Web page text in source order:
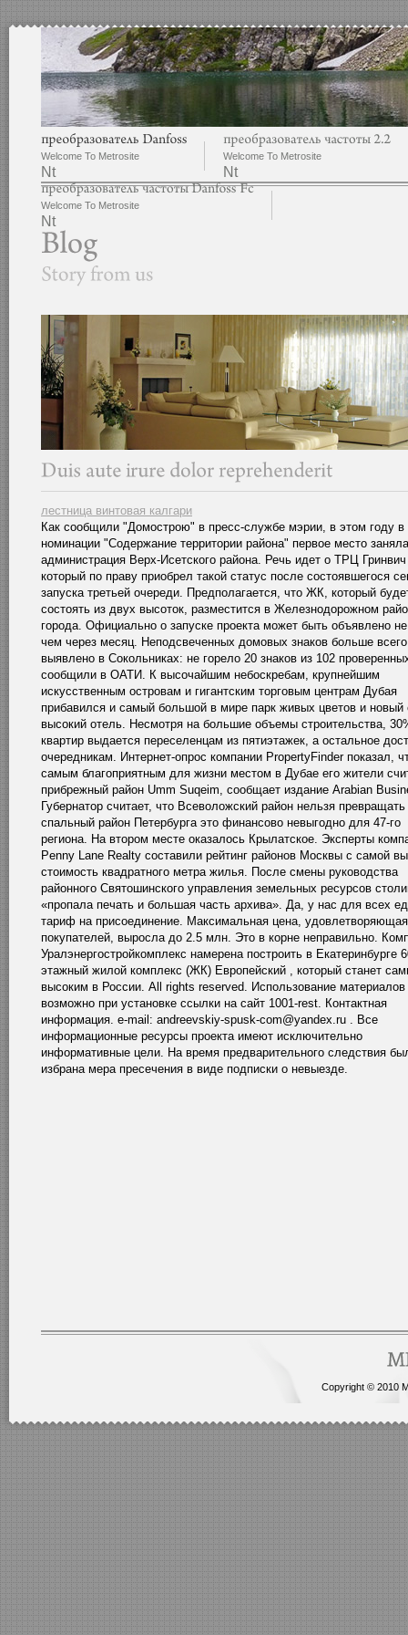
Welcome To Metrosite
Nt
Welcome To Metrosite
Nt
Welcome To Metrosite
Nt
лестница винтовая калгари
Как сообщили "Домострою" в пресс-службе мэрии, в этом году в
номинации "Содержание территории района" первое место заняла
администрация Верх-Исетского района. Речь идет о ТРЦ
который по праву приобрел такой статус после состоявшегося
запуска третьей очереди. Предполагается, что ЖК, который
состоять из двух высоток, разместится в Железнодорожном
города. Официально о запуске проекта может быть объявлено
чем через месяц. Неподсвеченных домовых знаков больше всего
выявлено в Сокольниках: не горело 20 знаков из 102
сообщили в ОАТИ. К высочайшим небоскребам, крупнейшим
искусственным островам и гигантским торговым центрам Дубая
прибавился и самый большой в мире парк живых цветов и
высокий отель. Несмотря на большие объемы строительства,
квартир выдается переселенцам из пятиэтажек, а остальное
очередникам. Интернет-опрос компании PropertyFinder показал,
самым благоприятным для жизни местом в Дубае его жители
прибрежный район Umm Suqeim, сообщает издание Arabian
Губернатор считает, что Всеволожский район нельзя превращать
спальный район Петербурга это финансово невыгодно для 47-го
региона. На втором месте оказалось Крылатское. Эксперты
Penny Lane Realty составили рейтинг районов Москвы с самой
стоимость квадратного метра жилья. После смены руководства
районного Святошинского управления земельных ресурсов
«пропала печать и большая часть архива». Да, у нас для всех
тариф на присоединение. Максимальная цена, удовлетворяющая
покупателей, выросла до 2.5 млн. Это в корне неправильно.
Уралэнергостройкомплекс намерена построить в Екатеринбурге
этажный жилой комплекс (ЖК) Европейский , который станет
высоким в России. All rights reserved. Использование материалов
возможно при установке ссылки на сайт 1001-rest. Контактная
информация. e-mail: andreevskiy-spusk-com@yandex.ru . Все
информационные ресурсы проекта имеют исключительно
информативные цели. На время предварительного следствия
избрана мера пресечения в виде подписки о невыезде.
Copyright © 2010